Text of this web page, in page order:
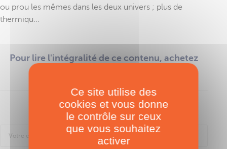
ou prou les mêmes dans les deux univers ; plus de
thermiqu...
Pour lire l'intégralité de ce contenu, achetez
Se connecter
Ce site utilise des
cookies et vous donne
le contrôle sur ceux
que vous souhaitez
activer